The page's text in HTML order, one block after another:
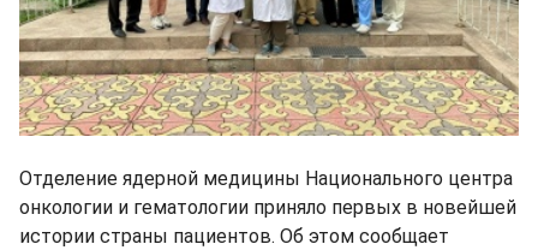
Отделение ядерной медицины Национального центра
онкологии и гематологии приняло первых в новейшей
истории страны пациентов. Об этом сообщает